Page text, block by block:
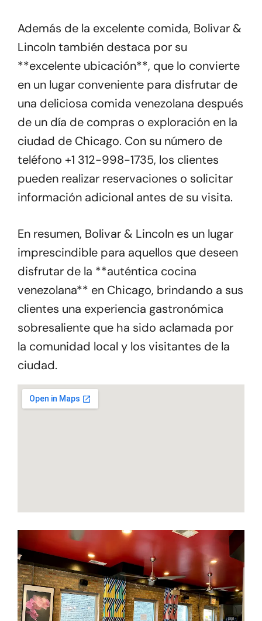
Además de la excelente comida, Bolivar &
Lincoln también destaca por su
**excelente ubicación**, que lo convierte
en un lugar conveniente para disfrutar de
una deliciosa comida venezolana después
de un día de compras o exploración en la
ciudad de Chicago. Con su número de
teléfono +1 312-998-1735, los clientes
pueden realizar reservaciones o solicitar
información adicional antes de su visita.
En resumen, Bolivar & Lincoln es un lugar
imprescindible para aquellos que deseen
disfrutar de la **auténtica cocina
venezolana** en Chicago, brindando a sus
clientes una experiencia gastronómica
sobresaliente que ha sido aclamada por
la comunidad local y los visitantes de la
ciudad.